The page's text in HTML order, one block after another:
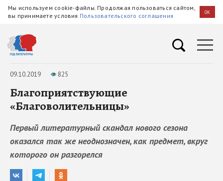
Мы используем cookie-файлы. Продолжая пользоваться сайтом,
вы принимаете условия Пользовательского соглашения OK
09.10.2019 825
Благоприятствующие
«Благоволительницы»
Первый литературный скандал нового сезона
оказался так же неоднозначен, как предмет, вкруг
которого он разгорелся